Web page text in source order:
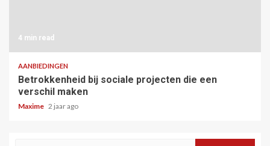
4 min read
AANBIEDINGEN
Betrokkenheid bij sociale projecten die een
verschil maken
Maxime 2 jaar ago